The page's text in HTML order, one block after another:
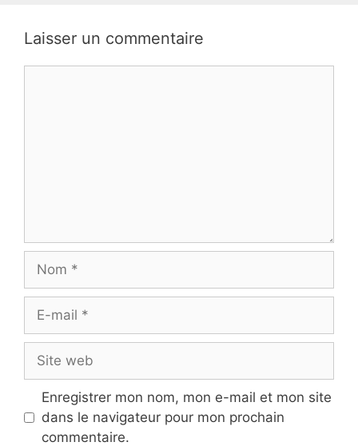
Laisser un commentaire
mail
web
Enregistrer mon nom, mon e-mail et mon site
dans le navigateur pour mon prochain
commentaire.